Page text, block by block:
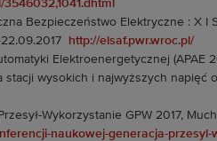
Bezpieczeństwo Elektryczne : X I
http://elsaf.pwr.wroc.pl/
Elektroenergetycznej (APAE
stacji wysokich i najwyższych napięć
Wykorzystanie GPW 2017,
naukowej-generacja-przesyl-